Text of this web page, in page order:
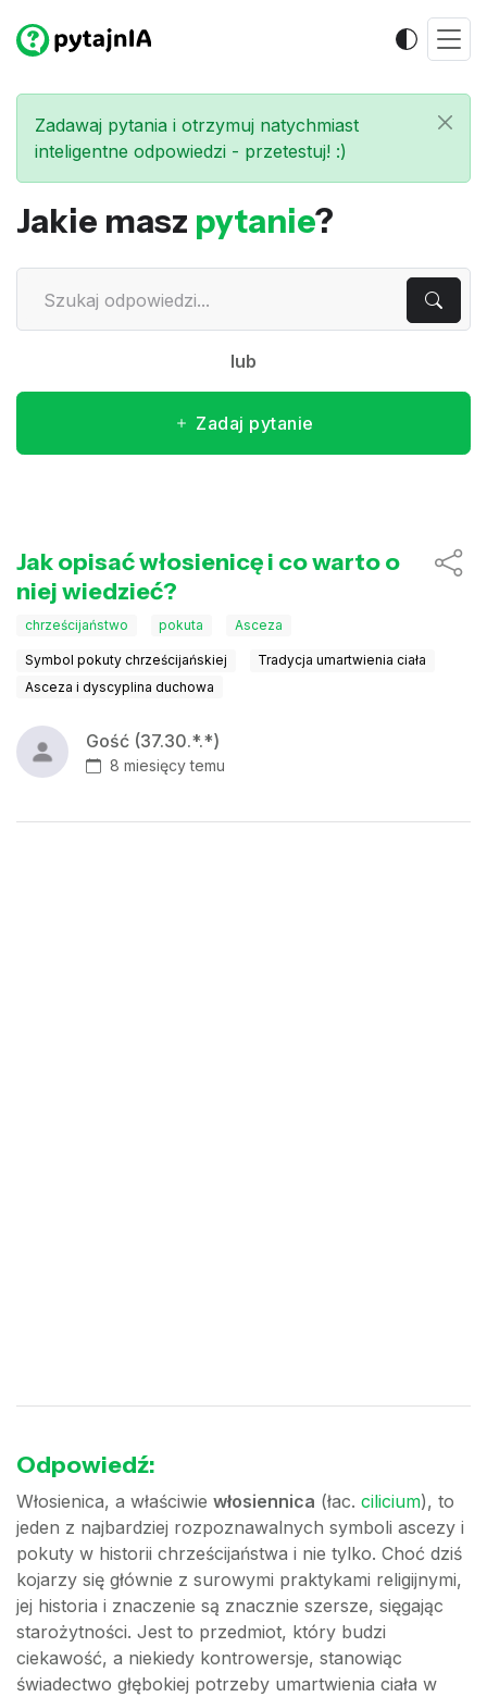
Zadawaj pytania i otrzymuj natychmiast
inteligentne odpowiedzi - przetestuj! :)
Jakie masz pytanie?
lub
Zadaj pytanie
Jak opisać włosienicę i co warto o
niej wiedzieć?
chrześcijaństwo pokuta Asceza
Symbol pokuty chrześcijańskiej
Tradycja umartwienia ciała
Asceza i dyscyplina duchowa
Gość (37.30.*.*)
8 miesięcy temu
Odpowiedź:
Włosienica, a właściwie włosiennica (łac. cilicium), to
jeden z najbardziej rozpoznawalnych symboli ascezy i
pokuty w historii chrześcijaństwa i nie tylko. Choć dziś
kojarzy się głównie z surowymi praktykami religijnymi,
jej historia i znaczenie są znacznie szersze, sięgając
starożytności. Jest to przedmiot, który budzi
ciekawość, a niekiedy kontrowersje, stanowiąc
świadectwo głębokiej potrzeby umartwienia ciała w